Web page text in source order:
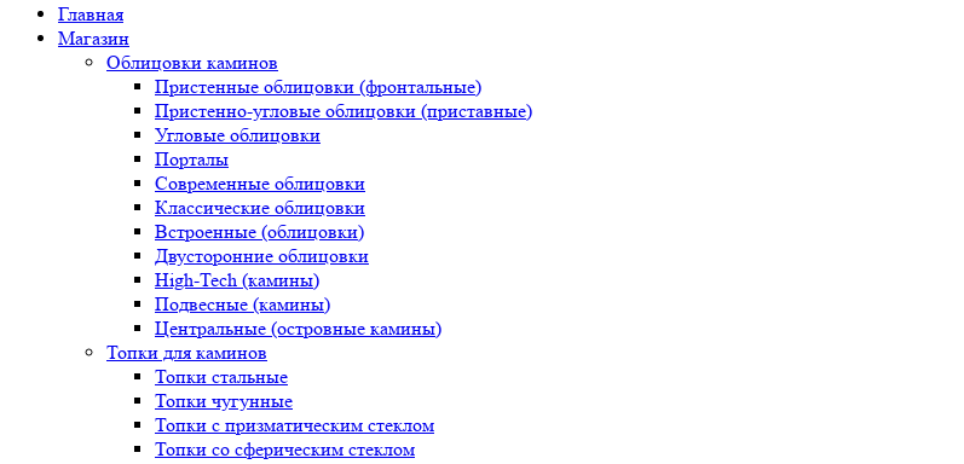
Главная
Магазин
Облицовки каминов
Пристенные облицовки (фронтальные)
Пристенно-угловые облицовки (приставные)
Угловые облицовки
Порталы
Современные облицовки
Классические облицовки
Встроенные (облицовки)
Двусторонние облицовки
High-Tech (камины)
Подвесные (камины)
Центральные (островные камины)
Топки для каминов
Топки стальные
Топки чугунные
Топки с призматическим стеклом
Топки со сферическим стеклом